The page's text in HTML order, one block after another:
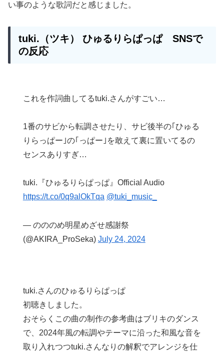
い事のような歌詞だと感じました。
tuki.（ツキ） ひゅるりらぱっぱSNSで
の反応
これを作詞曲してるtuki.さんがすごい…
1番のサビから転調させたり、サビ後半の｢ひゅる
りらっぱー｣の｢っぱー｣を敢えて裏に置いてるの
センスありすぎ…
tuki.『ひゅるりらぱっぱ』Official Audio
https://t.co/0q9alOkTqa @tuki_music_
— のののめ明星めざせ感謝祭
(@AKIRA_ProSeka) July 24, 2024
tuki.さんのひゅるりらぱっぱ
初聴きしました。
おそらくこの曲の制作の参考曲はブリキのダンス
で、2024年風の転調やテーマに沿った和風な音を
取り入れつつtuki.さんなりの解釈でアレンジを仕